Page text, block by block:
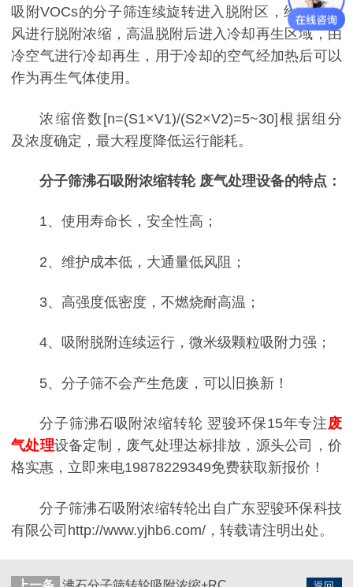
吸附VOCs的分子筛连续旋转进入脱附区，经高温热
风进行脱附浓缩，高温脱附后进入冷却再生区域，由
冷空气进行冷却再生，用于冷却的空气经加热后可以
作为再生气体使用。
浓缩倍数[n=(S1×V1)/(S2×V2)=5~30]根据组分
及浓度确定，最大程度降低运行能耗。
分子筛沸石吸附浓缩转轮 废气处理设备的特点：
1、使用寿命长，安全性高；
2、维护成本低，大通量低风阻；
3、高强度低密度，不燃烧耐高温；
4、吸附脱附连续运行，微米级颗粒吸附力强；
5、分子筛不会产生危废，可以旧换新！
分子筛沸石吸附浓缩转轮 翌骏环保15年专注废
气处理设备定制，废气处理达标排放，源头公司，价
格实惠，立即来电19878229349免费获取新报价！
分子筛沸石吸附浓缩转轮出自广东翌骏环保科技
有限公司http://www.yjhb6.com/，转载请注明出处。